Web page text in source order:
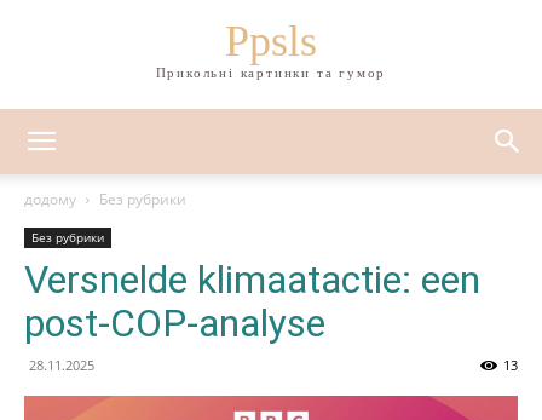
Ppsls
Прикольні картинки та гумор
додому Без рубрики
Без рубрики
Versnelde klimaatactie: een
post-COP-analyse
28.11.2025 13